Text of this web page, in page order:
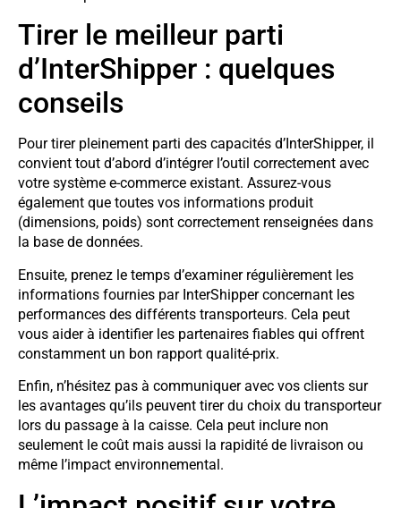
Tirer le meilleur parti
d’InterShipper : quelques
conseils
Pour tirer pleinement parti des capacités d’InterShipper, il
convient tout d’abord d’intégrer l’outil correctement avec
votre système e-commerce existant. Assurez-vous
également que toutes vos informations produit
(dimensions, poids) sont correctement renseignées dans
la base de données.
Ensuite, prenez le temps d’examiner régulièrement les
informations fournies par InterShipper concernant les
performances des différents transporteurs. Cela peut
vous aider à identifier les partenaires fiables qui offrent
constamment un bon rapport qualité-prix.
Enfin, n’hésitez pas à communiquer avec vos clients sur
les avantages qu’ils peuvent tirer du choix du transporteur
lors du passage à la caisse. Cela peut inclure non
seulement le coût mais aussi la rapidité de livraison ou
même l’impact environnemental.